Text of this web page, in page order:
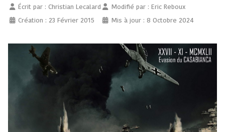
Écrit par :Christian Lecalard
Création : 23 Février 2015
Modifié par : Eric Reboux
Mis à jour : 8 Octobre 2024